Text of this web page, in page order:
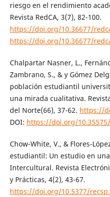
riesgo en el rendimiento
Revista RedCA, 3(7), 82-100.
https://doi.org/10.36677/
https://doi.org/10.36677/
Chalpartar Nasner, L.,
Zambrano, S., & y Gómez
población estudiantil
una mirada cualitativa.
del Norte(66), 37-62. https://
DOI: https://doi.org/
Chow-White, V., & Flores-
estudiantil: Un estudio en
Intercultural. Revista
y Prácticas, 4(2), 43-67.
https://doi.org/10.5377/